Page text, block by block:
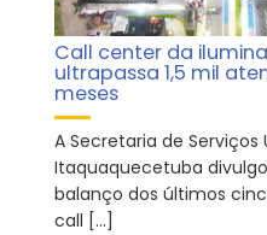
Call center da
ultrapassa 1,5 mil
meses
A Secretaria de Serviços
Itaquaquecetuba
balanço dos últimos
call […]